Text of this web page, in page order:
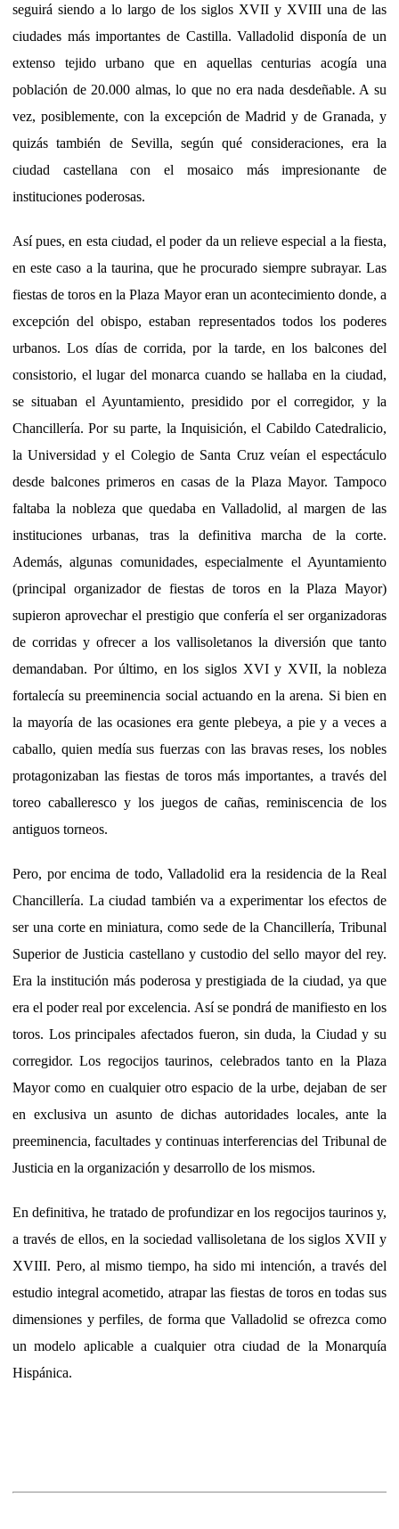
seguirá siendo a lo largo de los siglos XVII y XVIII una de las
ciudades más importantes de Castilla. Valladolid disponía de un
extenso tejido urbano que en aquellas centurias acogía una
población de 20.000 almas, lo que no era nada desdeñable. A su
vez, posiblemente, con la excepción de Madrid y de Granada, y
quizás también de Sevilla, según qué consideraciones, era la
ciudad castellana con el mosaico más impresionante de
instituciones poderosas.
Así pues, en esta ciudad, el poder da un relieve especial a la fiesta,
en este caso a la taurina, que he procurado siempre subrayar. Las
fiestas de toros en la Plaza Mayor eran un acontecimiento donde, a
excepción del obispo, estaban representados todos los poderes
urbanos. Los días de corrida, por la tarde, en los balcones del
consistorio, el lugar del monarca cuando se hallaba en la ciudad,
se situaban el Ayuntamiento, presidido por el corregidor, y la
Chancillería. Por su parte, la Inquisición, el Cabildo Catedralicio,
la Universidad y el Colegio de Santa Cruz veían el espectáculo
desde balcones primeros en casas de la Plaza Mayor. Tampoco
faltaba la nobleza que quedaba en Valladolid, al margen de las
instituciones urbanas, tras la definitiva marcha de la corte.
Además, algunas comunidades, especialmente el Ayuntamiento
(principal organizador de fiestas de toros en la Plaza Mayor)
supieron aprovechar el prestigio que confería el ser organizadoras
de corridas y ofrecer a los vallisoletanos la diversión que tanto
demandaban. Por último, en los siglos XVI y XVII, la nobleza
fortalecía su preeminencia social actuando en la arena. Si bien en
la mayoría de las ocasiones era gente plebeya, a pie y a veces a
caballo, quien medía sus fuerzas con las bravas reses, los nobles
protagonizaban las fiestas de toros más importantes, a través del
toreo caballeresco y los juegos de cañas, reminiscencia de los
antiguos torneos.
Pero, por encima de todo, Valladolid era la residencia de la Real
Chancillería. La ciudad también va a experimentar los efectos de
ser una corte en miniatura, como sede de la Chancillería, Tribunal
Superior de Justicia castellano y custodio del sello mayor del rey.
Era la institución más poderosa y prestigiada de la ciudad, ya que
era el poder real por excelencia. Así se pondrá de manifiesto en los
toros. Los principales afectados fueron, sin duda, la Ciudad y su
corregidor. Los regocijos taurinos, celebrados tanto en la Plaza
Mayor como en cualquier otro espacio de la urbe, dejaban de ser
en exclusiva un asunto de dichas autoridades locales, ante la
preeminencia, facultades y continuas interferencias del Tribunal de
Justicia en la organización y desarrollo de los mismos.
En definitiva, he tratado de profundizar en los regocijos taurinos y,
a través de ellos, en la sociedad vallisoletana de los siglos XVII y
XVIII. Pero, al mismo tiempo, ha sido mi intención, a través del
estudio integral acometido, atrapar las fiestas de toros en todas sus
dimensiones y perfiles, de forma que Valladolid se ofrezca como
un modelo aplicable a cualquier otra ciudad de la Monarquía
Hispánica.